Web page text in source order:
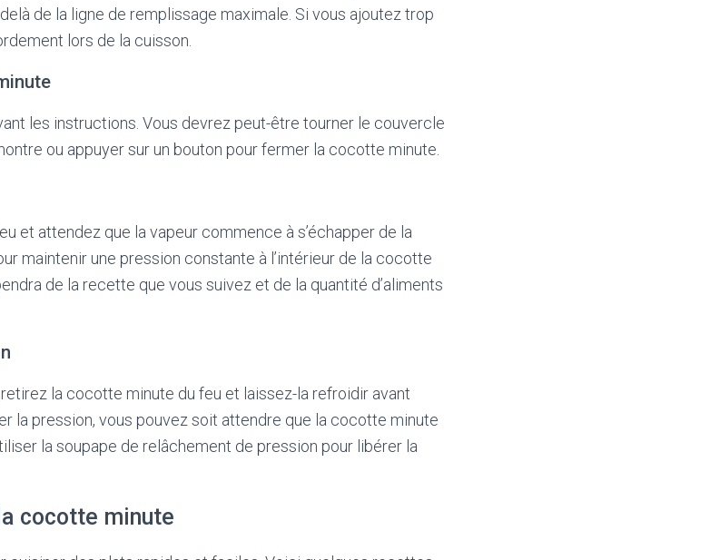
de la ligne de remplissage maximale. Si vous ajoutez trop
lors de la cuisson.
les instructions. Vous devrez peut-être tourner le couvercle
ou appuyer sur un bouton pour fermer la cocotte minute.
et attendez que la vapeur commence à s’échapper de la
maintenir une pression constante à l’intérieur de la cocotte
de la recette que vous suivez et de la quantité d’aliments
la cocotte minute du feu et laissez-la refroidir avant
la pression, vous pouvez soit attendre que la cocotte minute
la soupape de relâchement de pression pour libérer la
cocotte minute